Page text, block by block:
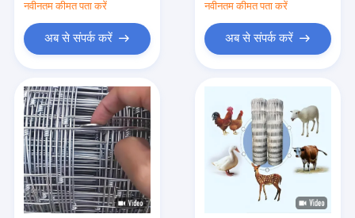
नवीनतम कीमत पता करें
अब से संपर्क करें
नवीनतम कीमत पता करें
अब से संपर्क करें